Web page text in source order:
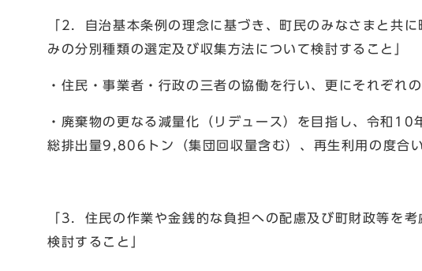
「2．自治基本条例の理念に基づき、町民のみなさまと共
みの分別種類の選定及び収集方法について検討すること」
・住民・事業者・行政の三者の協働を行い、更にそれぞれ
・廃棄物の更なる減量化（リデュース）を目指し、令和
総排出量9,806トン（集団回収量含む）、再生利用の度合
「3．住民の作業や金銭的な負担への配慮及び町財政等を
検討すること」